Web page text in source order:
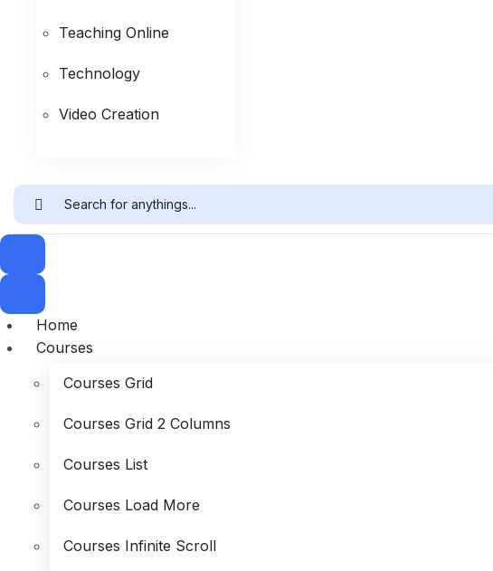
Teaching Online
Technology
Video Creation
Home
Courses
Courses Grid
Courses Grid 2 Columns
Courses List
Courses Load More
Courses Infinite Scroll